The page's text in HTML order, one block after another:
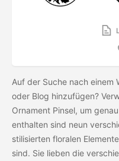
Auf der Suche nach einem
oder Blog hinzufügen?
Ornament Pinsel, um
enthalten sind neun
stilisierten floralen
sind. Sie lieben die